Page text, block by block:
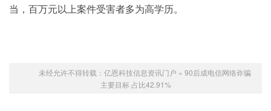
当，百万元以上案件受害者多为高学历。
未经允许不得转载： 亿恩科技信息资讯门户 » 90后成电信网络诈骗
主要目标 占比42.91%